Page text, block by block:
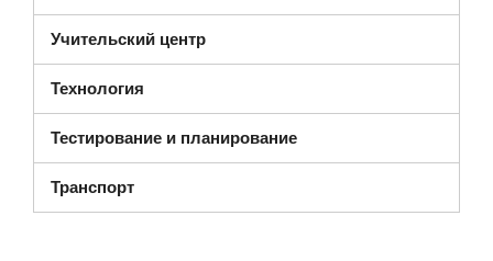
Учительский центр
Технология
Тестирование и планирование
Транспорт